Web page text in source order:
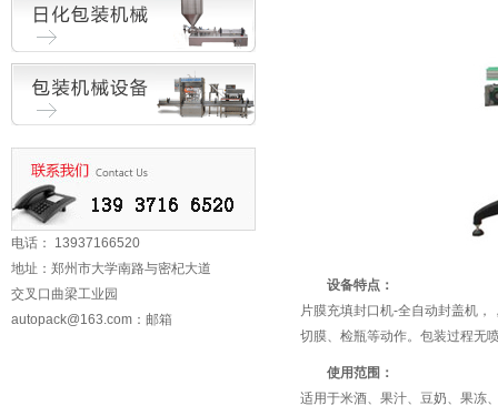
电话： 13937166520
地址：郑州市大学南路与密杞大道
交叉口曲梁工业园
autopack@163.com ：邮箱
设备特点：
片膜充填封口机-全自动封盖机
切膜、检瓶等动作。包装过程无
使用范围：
适用于米酒、果汁、豆奶、果冻